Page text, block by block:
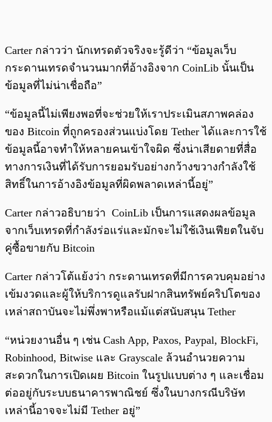
Carter กล่าวว่า นักเทรดตัวจริงจะรู้ดีว่า “ข้อมูลเว็บ
กระดานเทรดจำนวนมากที่อ้างอิงจาก CoinLib นั้นเป็น
ข้อมูลที่ไม่น่าเชื่อถือ”
“ข้อมูลนี้ไม่เพียงพอที่จะช่วยให้เราประเมินสภาพคล่อง
ของ Bitcoin ที่ถูกครองส่วนแบ่งโดย Tether ได้และการใช้
ข้อมูลนี้อาจทำให้หลายคนเข้าใจผิด ซึ่งน่าเสียดายที่สื่อ
ทางการเงินที่ได้รับการยอมรับอย่างกว้างขวางกำลังใช้
สิทธิ์ในการอ้างอิงข้อมูลที่ผิดพลาดเหล่านี้อยู่”
Carter กล่าวอธิบายว่า CoinLib เป็นการแสดงผลข้อมูล
จากเว็บเทรดที่กำลังร่อแร่และมักจะไม่ใช้เงินเฟียตในจับ
คู่ซื้อขายกับ Bitcoin
Carter กล่าวโต้แย้งว่า กระดานเทรดที่มีการควบคุมอย่าง
เข้มงวดและผู้ให้บริการดูแลรับฝากสินทรัพย์คริปโตของ
เหล่าสถาบันจะไม่พึ่งพาหรือแม้แต่สนับสนุน Tether
“หน่วยงานอื่น ๆ เช่น Cash App, Paxos, Paypal, BlockFi,
Robinhood, Bitwise และ Grayscale ล้วนอำนวยความ
สะดวกในการเปิดเผย Bitcoin ในรูปแบบต่าง ๆ และเชื่อม
ต่ออยู่กับระบบธนาคารพาณิชย์ ซึ่งในบางกรณีบริษัท
เหล่านี้อาจจะไม่มี Tether อยู่”